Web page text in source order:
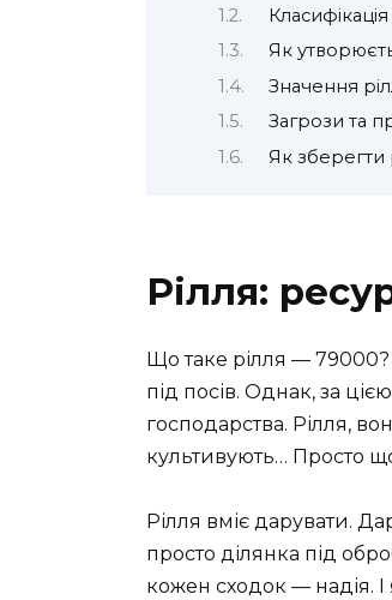
Класифікація
Як
Значення
Загрози та
Як
Рілля:
Що таке рілля —
під посів. Однак, за
господарства. Рілля,
культивують… Просто
Рілля вміє дарувати.
просто ділянка під
кожен сходок — надія. І